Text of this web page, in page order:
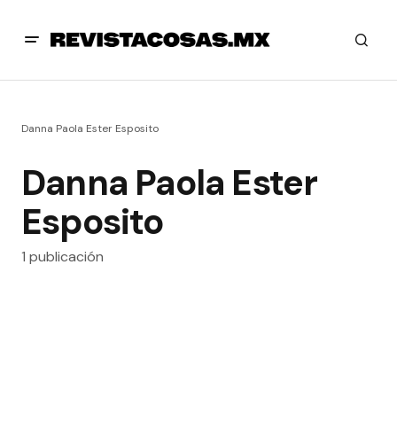
Danna Paola Ester Esposito
Danna Paola Ester
Esposito
1 publicación